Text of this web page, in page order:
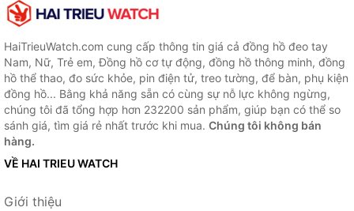
HaiTrieuWatch.com cung cấp thông tin giá cả đồng hồ đeo tay
Nam, Nữ, Trẻ em, Đồng hồ cơ tự động, đồng hồ thông minh, đồng
hồ thể thao, đo sức khỏe, pin điện tử, treo tường, để bàn, phụ kiện
đồng hồ... Bằng khả năng sẵn có cùng sự nỗ lực không ngừng,
chúng tôi đã tổng hợp hơn 232200 sản phẩm, giúp bạn có thể so
sánh giá, tìm giá rẻ nhất trước khi mua. Chúng tôi không bán
hàng.
VỀ HAI TRIEU WATCH
Giới thiệu